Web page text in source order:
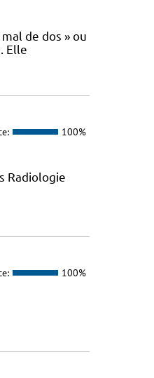
de dos » ou
Elle
100%
Radiologie
100%